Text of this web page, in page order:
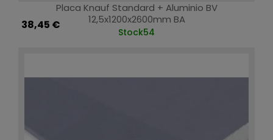
Placa Knauf Standard + Aluminio BV
12,5x1200x2600mm BA
38,45 €
Stock54